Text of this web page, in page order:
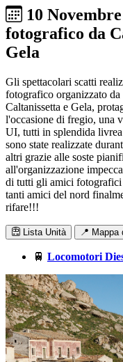
10
fotografico da
Gela
Gli spettacolari scatti
fotografico organizzato
Caltanissetta e Gela,
l'occasione di fregio, una
UI, tutti in splendida
sono state realizzate
altri grazie alle soste
all'organizzazione
di tutti gli amici fotografici
tanti amici del nord
rifare!!!
Lista Unità 📍 Mappa
🚆 Locomotori